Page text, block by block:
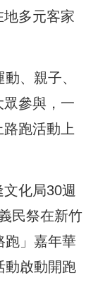
多元客家
、親子、
參與，一
跑活動上
化局30週
民祭在新竹
跑」嘉年華
動啟動開跑